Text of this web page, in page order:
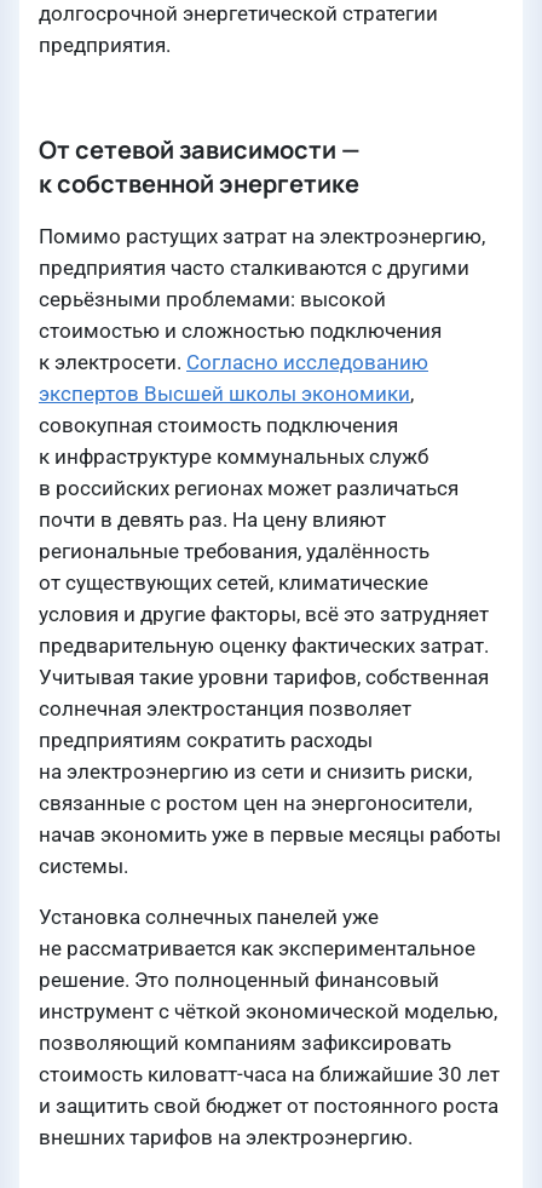
долгосрочной энергетической стратегии
предприятия.
От сетевой зависимости —
к собственной энергетике
Помимо растущих затрат на электроэнергию,
предприятия часто сталкиваются с другими
серьёзными проблемами: высокой
стоимостью и сложностью подключения
к электросети. Согласно исследованию
экспертов Высшей школы экономики,
совокупная стоимость подключения
к инфраструктуре коммунальных служб
в российских регионах может различаться
почти в девять раз. На цену влияют
региональные требования, удалённость
от существующих сетей, климатические
условия и другие факторы, всё это затрудняет
предварительную оценку фактических затрат.
Учитывая такие уровни тарифов, собственная
солнечная электростанция позволяет
предприятиям сократить расходы
на электроэнергию из сети и снизить риски,
связанные с ростом цен на энергоносители,
начав экономить уже в первые месяцы работы
системы.
Установка солнечных панелей уже
не рассматривается как экспериментальное
решение. Это полноценный финансовый
инструмент с чёткой экономической моделью,
позволяющий компаниям зафиксировать
стоимость киловатт-часа на ближайшие 30 лет
и защитить свой бюджет от постоянного роста
внешних тарифов на электроэнергию.